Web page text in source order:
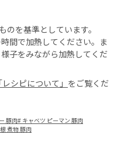
を基準としています。
間で加熱してください。ま
子をみながら加熱してくだ
「レシピについて」 をご覧くだ
豚肉# キャベツ ピーマン 豚肉
煮物 豚肉